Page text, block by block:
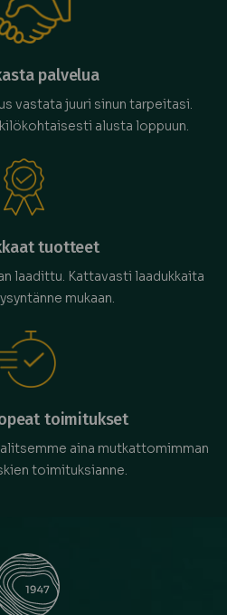
palvelua
vastata juuri sinun tarpeitasi.
alusta loppuun.
tuotteet
laadittu. Kattavasti laadukkaita
mukaan.
toimitukset
aina mutkattomimman
toimituksianne.